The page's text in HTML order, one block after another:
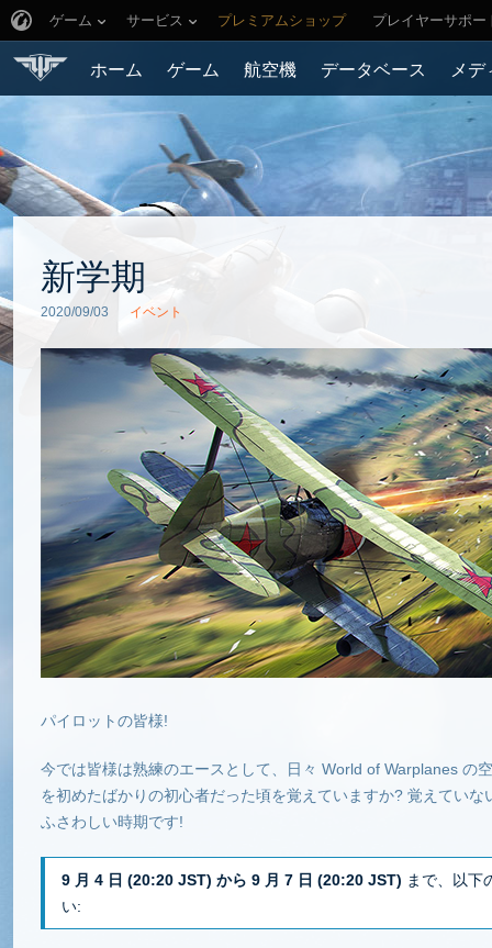
ゲーム サービス プレミアムショップ プレイヤーサポー
ホーム ゲーム 航空機 データベース メ
新学期
2020/09/03 イベント
パイロットの皆様!
今では皆様は熟練のエースとして、日々 World of Warplanes の
を初めたばかりの初心者だった頃を覚えていますか? 覚えてい
ふさわしい時期です!
9 月 4 日 (20:20 JST) から 9 月 7 日 (20:20 JST) まで、以下
い: